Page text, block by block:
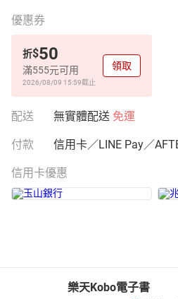
優惠券
折$50
滿555元可用
2026/08/09 15:59截止
領取
配送 無實體配送 免運
付款 信用卡／LINE Pay／
信用卡優惠
樂天Kobo電子書